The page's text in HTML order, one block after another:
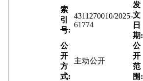
索
引
号:
4311270010/2025-
61774
发
文
日
期:
公
开
方
式:
主动公开
公
开
范
围: